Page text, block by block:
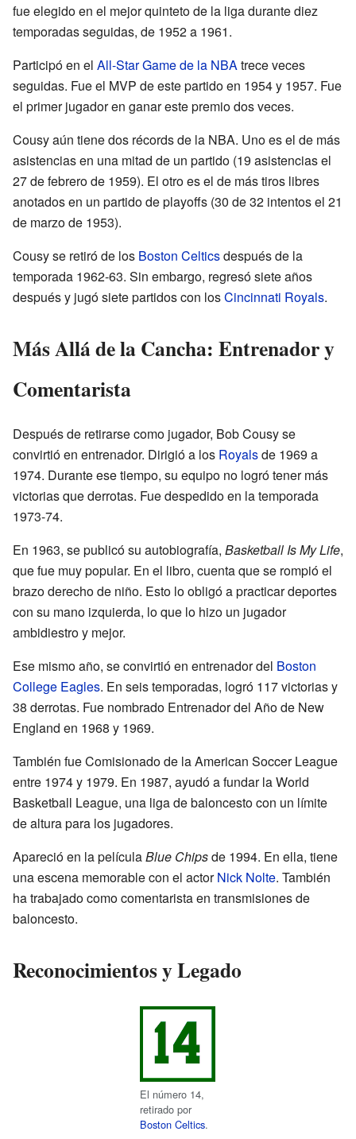
fue elegido en el mejor quinteto de la liga durante diez
temporadas seguidas, de 1952 a 1961.
Participó en el All-Star Game de la NBAtrece veces
seguidas. Fue el MVP de este partido en 1954 y 1957. Fue
el primer jugador en ganar este premio dos veces.
Cousy aún tiene dos récords de la NBA. Uno es el de más
asistencias en una mitad de un partido (19 asistencias el
27 de febrero de 1959). El otro es el de más tiros libres
anotados en un partido de playoffs (30 de 32 intentos el 21
de marzo de 1953).
Cousy se retiró de los Boston Celticsdespués de la
temporada 1962-63. Sin embargo, regresó siete años
después y jugó siete partidos con losCincinnati Royals.
Más Allá de la Cancha: Entrenador y
Comentarista
Después de retirarse como jugador, Bob Cousy se
convirtió en entrenador. Dirigió a los Royalsde 1969 a
1974. Durante ese tiempo, su equipo no logró tener más
victorias que derrotas. Fue despedido en la temporada
1973-74.
En 1963, se publicó su autobiografía, Basketball Is My Life,
que fue muy popular. En el libro, cuenta que se rompió el
brazo derecho de niño. Esto lo obligó a practicar deportes
con su mano izquierda, lo que lo hizo un jugador
ambidiestro y mejor.
Ese mismo año, se convirtió en entrenador del Boston
College Eagles. En seis temporadas, logró 117 victorias y
38 derrotas. Fue nombrado Entrenador del Año de New
England en 1968 y 1969.
También fue Comisionado de la American Soccer League
entre 1974 y 1979. En 1987, ayudó a fundar la World
Basketball League, una liga de baloncesto con un límite
de altura para los jugadores.
Apareció en la películaBlue Chipsde 1994. En ella, tiene
una escena memorable con el actorNick Nolte. También
ha trabajado como comentarista en transmisiones de
baloncesto.
Reconocimientos y Legado
El número 14,
retirado por
Boston Celtics.